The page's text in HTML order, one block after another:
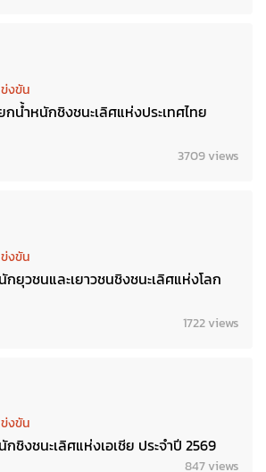
งขัน
กน้ำหนักชิงชนะเลิศแห่งประเทศไทย
3709 views
งขัน
ยุวชนและเยาวชนชิงชนะเลิศแห่งโลก
1722 views
งขัน
ชิงชนะเลิศแห่งเอเชีย ประจำปี 2569
847 views